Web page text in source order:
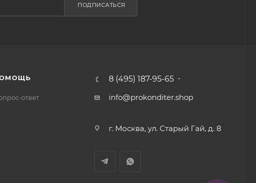
ПОДПИСАТЬСЯ
ответ
8 (495) 187-95-65
info@prokonditer.shop
г. Москва, ул. Старый Гай, д. 8